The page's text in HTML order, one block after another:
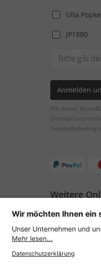
Ulla
JP1880
Anmelden
Mit deiner
Weitere